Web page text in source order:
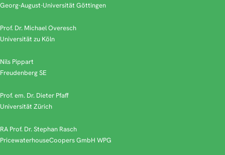
Georg-August-Universität Göttingen
Prof. Dr. Michael Overesch
Universität zu Köln
Nils Pippart
Freudenberg SE
Prof. em. Dr. Dieter Pfaff
Universität Zürich
RA Prof. Dr. Stephan Rasch
PricewaterhouseCoopers GmbH WPG